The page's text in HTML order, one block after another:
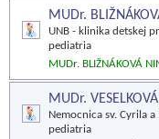
MUDr.
UNB - klinika detskej
pediatria
MUDr. BLIŽNÁKOVÁ
MUDr.
Nemocnica sv. Cyrila
pediatria